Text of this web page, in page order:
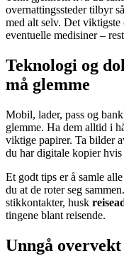
overnattingssteder tilbyr
med alt selv. Det viktigste
eventuelle medisiner –
Teknologi og
må glemme
Mobil, lader, pass og
glemme. Ha dem alltid i
viktige papirer. Ta bilder
du har digitale kopier
Et godt tips er å samle
du at de roter seg
stikkontakter, husk
tingene blant reisende.
Unngå overvekt